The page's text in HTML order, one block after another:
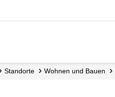
Standorte Wohnen und Bauen